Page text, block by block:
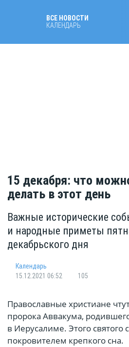
ВСЕ НОВОСТИ
КАЛЕНДАРЬ
15 декабря: что
делать в этот день
Важные исторические
и народные приметы
декабрьского дня
Календарь
15.12.2021 06:52
105
Православные христиане
пророка Аввакума,
в Иерусалиме. Этого святого
покровителем крепкого сна.